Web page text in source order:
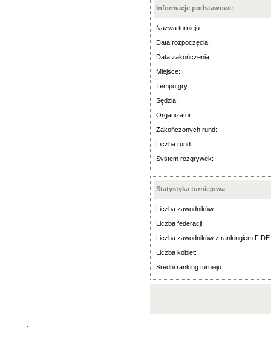
Informacje podstawowe
Nazwa turnieju:
Data rozpoczęcia:
Data zakończenia:
Miejsce:
Tempo gry:
Sędzia:
Organizator:
Zakończonych rund:
Liczba rund:
System rozgrywek:
Statystyka turniejowa
Liczba zawodników:
Liczba federacji:
Liczba zawodników z rankingiem FIDE:
Liczba kobiet:
Średni ranking turnieju:
'